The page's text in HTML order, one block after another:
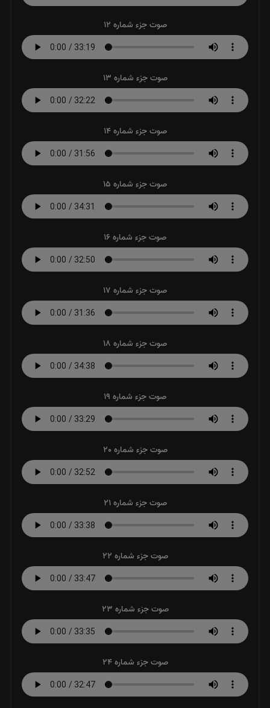
صوت جزء شماره 12
صوت جزء شماره 13
صوت جزء شماره 14
صوت جزء شماره 15
صوت جزء شماره 16
صوت جزء شماره 17
صوت جزء شماره 18
صوت جزء شماره 19
صوت جزء شماره 20
صوت جزء شماره 21
صوت جزء شماره 22
صوت جزء شماره 23
صوت جزء شماره 24